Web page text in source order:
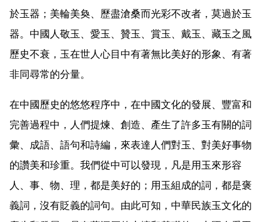
於玉器；美輪美奐、歷盡滄桑而光彩不改者，莫過於玉
器。中國人敬玉、愛玉、贊玉、賞玉、戴玉、藏玉之風
歷史不衰，玉在世人心目中有著無比美好的形象、有著
非同尋常的分量。
在中國歷史的悠悠程序中，在中國文化的發展、豐富和
完善過程中，人們提煉、創造、產生了許多玉有關的詞
彙、成語、語句和詩編，來表達人們對玉、對美好事物
的讚美和珍重。我們從中可以發現，凡是用玉來形容
人、事、物、理，都是美好的；用玉組成的詞，都是褒
義詞，沒有貶義的詞句。由此可知，中華民族玉文化的